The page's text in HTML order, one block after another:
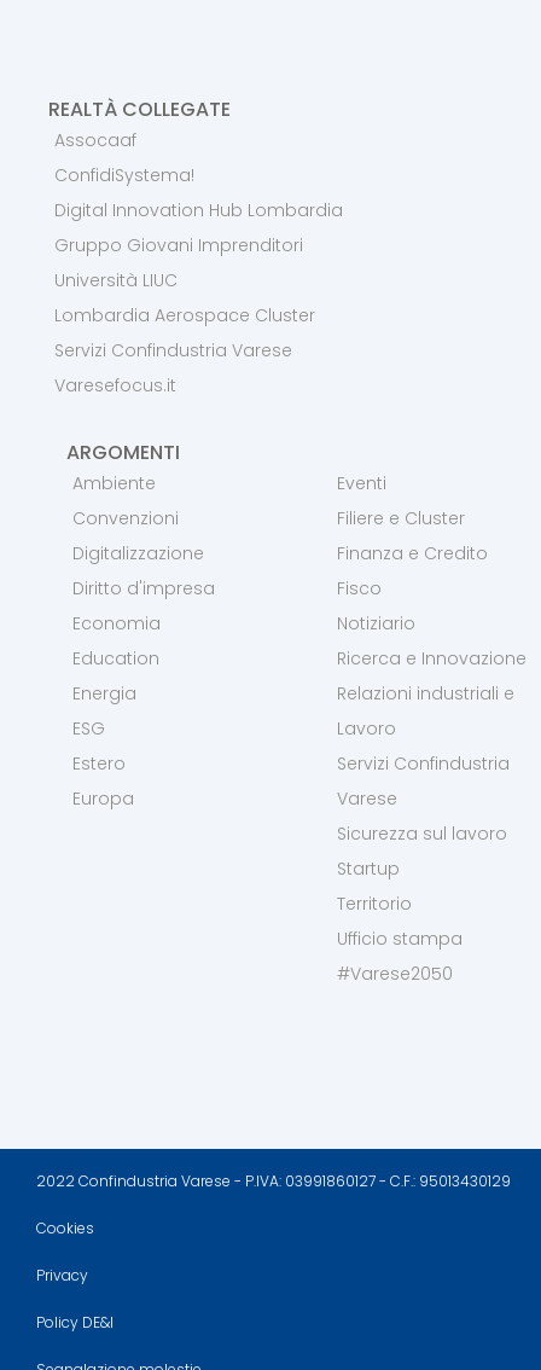
REALTÀ COLLEGATE
Assocaaf
ConfidiSystema!
Digital Innovation Hub Lombardia
Gruppo Giovani Imprenditori
Università LIUC
Lombardia Aerospace Cluster
Servizi Confindustria Varese
Varesefocus.it
ARGOMENTI
Ambiente
Convenzioni
Digitalizzazione
Diritto d'impresa
Economia
Education
Energia
ESG
Estero
Europa
Eventi
Filiere e Cluster
Finanza e Credito
Fisco
Notiziario
Ricerca e Innovazione
Relazioni industriali e
Lavoro
Servizi Confindustria
Varese
Sicurezza sul lavoro
Startup
Territorio
Ufficio stampa
#Varese2050
2022 Confindustria Varese - P.IVA: 03991860127 - C.F.: 95013430129
Cookies
Privacy
Policy DE&I